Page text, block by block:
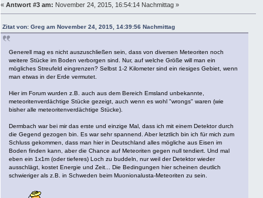
« Antwort #3 am: November 24, 2015, 16:54:14 Nachmittag »
Zitat von: Greg am November 24, 2015, 14:39:56 Nachmittag
Generell mag es nicht auszuschließen sein, dass von diversen Meteoriten noch
weitere Stücke im Boden verborgen sind. Nur, auf welche Größe will man ein
mögliches Streufeld eingrenzen? Selbst 1-2 Kilometer sind ein riesiges Gebiet, wenn
man etwas in der Erde vermutet.
Hier im Forum wurden z.B. auch aus dem Bereich Emsland unbekannte,
meteoritenverdächtige Stücke gezeigt, auch wenn es wohl "wrongs" waren (wie
bisher alle meteoritenverdächtige Stücke).
Dermbach war bei mir das erste und einzige Mal, dass ich mit einem Detektor durch
die Gegend gezogen bin. Es war sehr spannend. Aber letztlich bin ich für mich zum
Schluss gekommen, dass man hier in Deutschland alles mögliche aus Eisen im
Boden finden kann, aber die Chance auf Meteoriten gegen null tendiert. Und mal
eben ein 1x1m (oder tieferes) Loch zu buddeln, nur weil der Detektor wieder
ausschlägt, kostet Energie und Zeit... Die Bedingungen hier scheinen deutlich
schwieriger als z.B. in Schweden beim Muonionalusta-Meteoriten zu sein.